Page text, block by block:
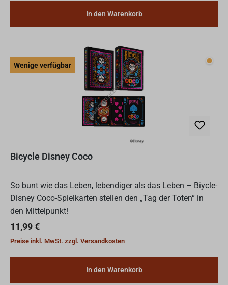
In den Warenkorb
Wenige verfügbar
Bicycle Disney Coco
So bunt wie das Leben, lebendiger als das Leben – Biycle-
Disney Coco-Spielkarten stellen den „Tag der Toten“ in
den Mittelpunkt!
Regulärer Preis:
11,99 €
Preise inkl. MwSt. zzgl. Versandkosten
In den Warenkorb